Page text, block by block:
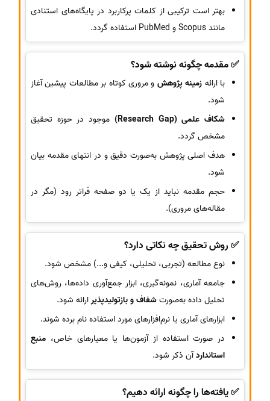
بهتر است ترکیبی از کلمات پرکاربرد در پایگاه‌های استنادی
مانند Scopus و PubMed استفاده گردد.
✅ مقدمه چگونه نوشته شود؟
با ارائه زمینه پژوهش و مروری کوتاه بر مطالعات پیشین آغاز
شود.
شکاف علمی (Research Gap)
موجود در حوزه تحقیق
مشخص گردد.
هدف اصلی پژوهش به‌صورت دقیق و در انتهای مقدمه بیان
شود.
حجم مقدمه نباید از یک یا دو صفحه فراتر رود (مگر در
مقاله‌های مروری).
✅ روش تحقیق چه نکاتی دارد؟
نوع مطالعه (تجربی، تحلیلی، کیفی و...) مشخص شود.
جامعه آماری، نمونه‌گیری، ابزار جمع‌آوری داده‌ها، روش‌های
تحلیل داده به‌صورتشفاف و بازتولیدپذیرارائه شود.
ابزارهای آماری یا نرم‌افزارهای مورد استفاده نام برده شوند.
در صورت استفاده از آزمون‌ها یا معیارهای خاص، منبع
استانداردآن ذکر شود.
✅ یافته‌ها را چگونه ارائه دهیم؟